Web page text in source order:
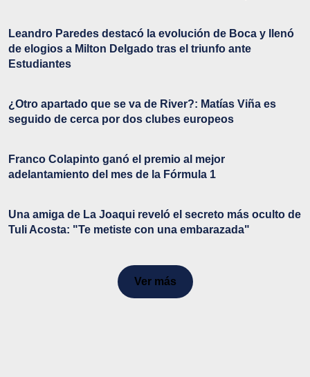
Leandro Paredes destacó la evolución de Boca y llenó
de elogios a Milton Delgado tras el triunfo ante
Estudiantes
¿Otro apartado que se va de River?: Matías Viña es
seguido de cerca por dos clubes europeos
Franco Colapinto ganó el premio al mejor
adelantamiento del mes de la Fórmula 1
Una amiga de La Joaqui reveló el secreto más oculto de
Tuli Acosta: "Te metiste con una embarazada"
Ver más